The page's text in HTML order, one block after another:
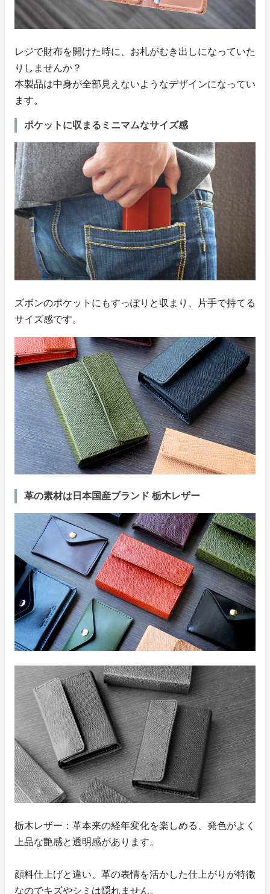
レジで財布を開けた時に、お札がむき出しになっていた
りしませんか？
本製品は中身が全部見えないようなデザインになってい
ます。
ポケットに収まるミニマムなサイズ感
ズボンのポケットにもすっぽりと収まり、片手で持てる
サイズ感です。
革の素材は日本国産ブランド 栃木レザー
栃木レザー：革本来の経年変化を楽しめる、発色がよく
上品な艶感と透明感があります。
顔料仕上げと違い、革の表情を活かした仕上がりが特徴
なのでキズやシミは隠れません。